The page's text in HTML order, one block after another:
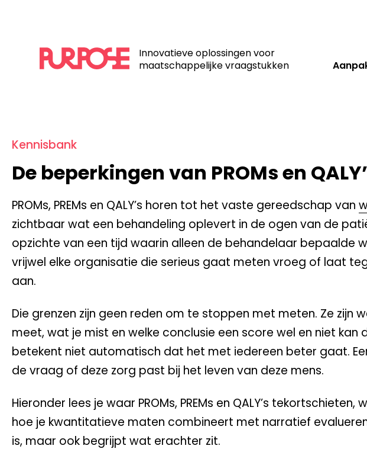
Innovatieve oplossingen voor
maatschappelijke vraagstukken
Kennisbank
De beperkingen van PROMs en
PROMs, PREMs en QALY’s horen tot het vaste gereedschap van
zichtbaar wat een behandeling oplevert in de ogen van de
opzichte van een tijd waarin alleen de behandelaar bepaalde
vrijwel elke organisatie die serieus gaat meten vroeg of laat
aan.
Die grenzen zijn geen reden om te stoppen met meten. Ze zijn
meet, wat je mist en welke conclusie een score wel en niet kan
betekent niet automatisch dat het met iedereen beter gaat.
de vraag of deze zorg past bij het leven van deze mens.
Hieronder lees je waar PROMs, PREMs en QALY’s
hoe je kwantitatieve maten combineert met narratief
is, maar ook begrijpt wat erachter zit.